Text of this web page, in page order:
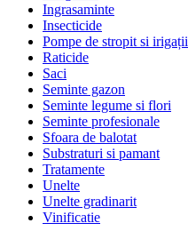
Ingrasaminte
Insecticide
Pompe de stropit si irigații
Raticide
Saci
Seminte gazon
Seminte legume si flori
Seminte profesionale
Sfoara de balotat
Substraturi si pamant
Tratamente
Unelte
Unelte gradinarit
Vinificatie